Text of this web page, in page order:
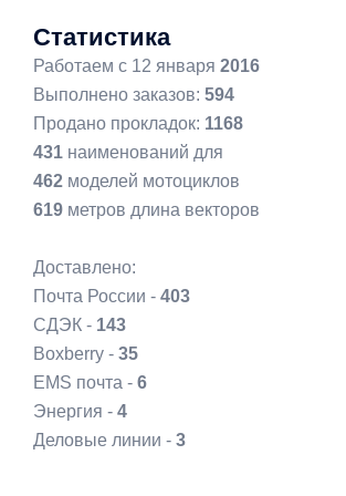
Статистика
Работаем с 12 января 2016
Выполнено заказов: 594
Продано прокладок: 1168
431 наименований для
462 моделей мотоциклов
619 метров длина векторов
Доставлено:
Почта России - 403
СДЭК - 143
Boxberry - 35
EMS почта - 6
Энергия - 4
Деловые линии - 3